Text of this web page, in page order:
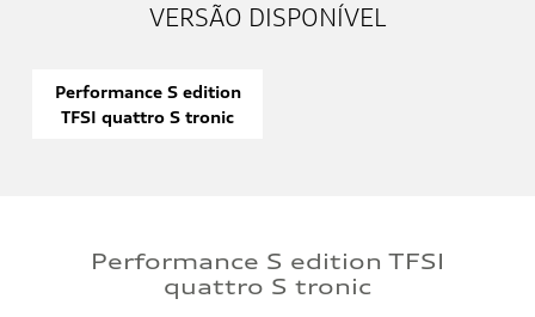
VERSÃO DISPONÍVEL
Performance S edition
TFSI quattro S tronic
Performance S edition TFSI
quattro S tronic